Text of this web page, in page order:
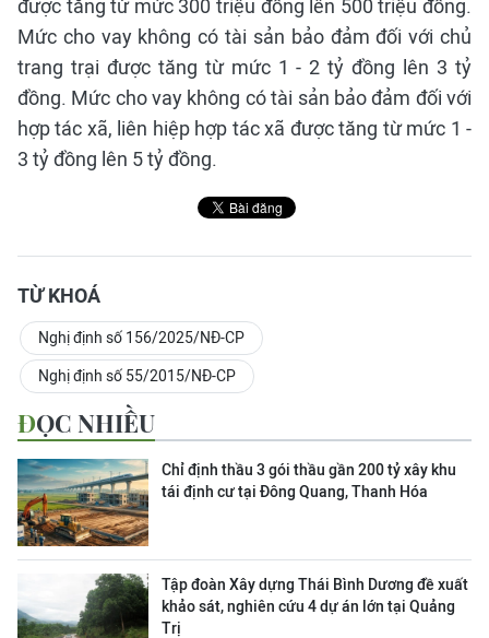
được tăng từ mức 300 triệu đồng lên 500 triệu đồng.
Mức cho vay không có tài sản bảo đảm đối với chủ
trang trại được tăng từ mức 1 - 2 tỷ đồng lên 3 tỷ
đồng. Mức cho vay không có tài sản bảo đảm đối với
hợp tác xã, liên hiệp hợp tác xã được tăng từ mức 1 -
3 tỷ đồng lên 5 tỷ đồng.
TỪ KHOÁ
Nghị định số 156/2025/NĐ-CP
Nghị định số 55/2015/NĐ-CP
ĐỌC NHIỀU
Chỉ định thầu 3 gói thầu gần 200 tỷ xây khu
tái định cư tại Đông Quang, Thanh Hóa
Tập đoàn Xây dựng Thái Bình Dương đề xuất
khảo sát, nghiên cứu 4 dự án lớn tại Quảng
Trị